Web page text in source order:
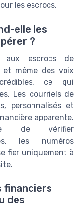
les escrocs.
elle les
?
aux escrocs de
et même des voix
ce qui
Les courriels de
personnalisés et
apparente.
de vérifier
les numéros
fier uniquement à
financiers
des